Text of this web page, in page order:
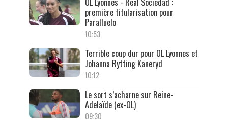
première titularisation pour
Paralluelo
10:53
Terrible coup dur pour OL Lyonnes et
Johanna Rytting Kaneryd
10:12
Le sort s’acharne sur Reine-
Adelaïde (ex-OL)
09:30